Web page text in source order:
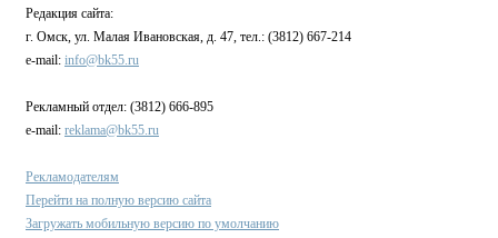
Редакция сайта:
г. Омск, ул. Малая Ивановская, д. 47, тел.: (3812) 667-214
e-mail: info@bk55.ru
Рекламный отдел: (3812) 666-895
e-mail: reklama@bk55.ru
Рекламодателям
Перейти на полную версию сайта
Загружать мобильную версию по умолчанию